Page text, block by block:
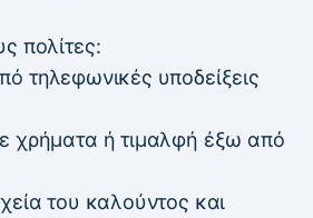
πολίτες:
τηλεφωνικές υποδείξεις
χρήματα ή τιμαλφή έξω από
του καλούντος και